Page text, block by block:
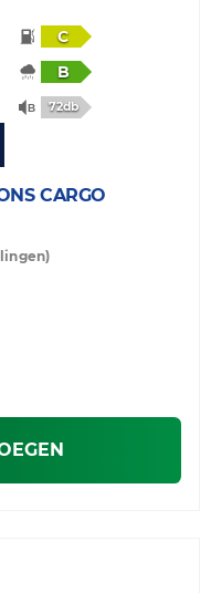
C
B
72db
CARGO